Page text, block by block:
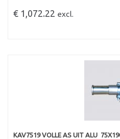
€ 1,072.22 excl.
KAV7519 VOLLE AS UIT ALU 